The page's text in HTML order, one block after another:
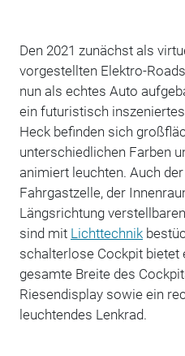
Den 2021 zunächst als
vorgestellten Elektro-
nun als echtes Auto
ein futuristisch
Heck befinden sich
unterschiedlichen Farben
animiert leuchten. Auch
Fahrgastzelle, der
Längsrichtung
sind mit Lichttechnik
schalterlose Cockpit bietet
gesamte Breite des
Riesendisplay sowie ein
leuchtendes Lenkrad.